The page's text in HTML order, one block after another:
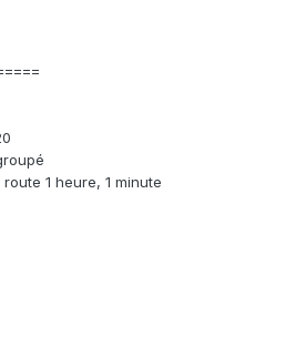
1 heure, 1 minute